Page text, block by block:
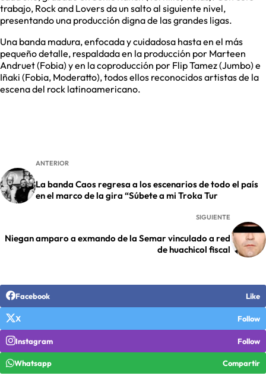
trabajo, Rock and Lovers da un salto al siguiente nivel,
presentando una producción digna de las grandes ligas.
Una banda madura, enfocada y cuidadosa hasta en el más
pequeño detalle, respaldada en la producción por Marteen
Andruet (Fobia) y en la coproducción por Flip Tamez (Jumbo) e
Iñaki (Fobia, Moderatto), todos ellos reconocidos artistas de la
escena del rock latinoamericano.
ANTERIOR
La banda Caos regresa a los escenarios de todo el país
en el marco de la gira “Súbete a mi Troka Tur
SIGUIENTE
Niegan amparo a exmando de la Semar vinculado a red
de huachicol fiscal
Facebook Like
X Follow
Instagram Follow
Whatsapp Compartir